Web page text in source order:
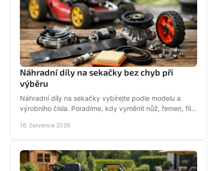
Náhradní díly na sekačky bez chyb při
výběru
Náhradní díly na sekačky vybírejte podle modelu a
výrobního čísla. Poradíme, kdy vyměnit nůž, řemen, filtr
16. července 2026